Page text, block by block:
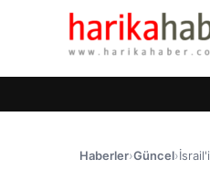
Haberler›Güncel›